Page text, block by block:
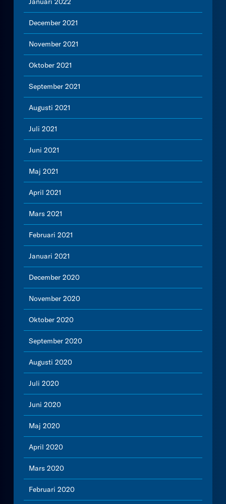
December 2021
November 2021
Oktober 2021
September 2021
Augusti 2021
Juli 2021
Juni 2021
Maj 2021
April 2021
Mars 2021
Februari 2021
Januari 2021
December 2020
November 2020
Oktober 2020
September 2020
Augusti 2020
Juli 2020
Juni 2020
Maj 2020
April 2020
Mars 2020
Februari 2020